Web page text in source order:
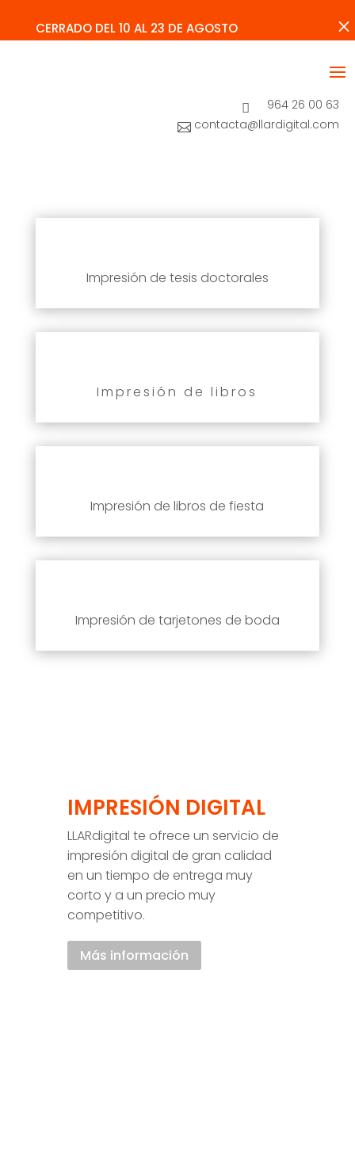
CERRADO DEL 10 AL 23 DE AGOSTO
 964 26 00 63
 contacta@llardigital.com
Impresión de tesis doctorales
Impresión de libros
Impresión de libros de fiesta
Impresión de tarjetones de boda
IMPRESIÓN DIGITAL
LLARdigital te ofrece un servicio de
impresión digital de gran calidad
en un tiempo de entrega muy
corto y a un precio muy
competitivo.
Más información